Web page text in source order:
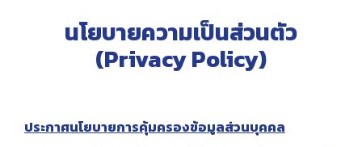
นโยบายความเป็นส่วนตัว
(Privacy Policy)
ประกาศนโยบายการคุ้มครองข้อมูลส่วนบุคคล